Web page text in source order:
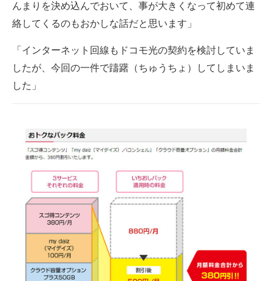
んまりを決め込んでおいて、事が大きくなって初めて連
絡してくるのもおかしな話だと思います」
「インターネット回線もドコモ光の契約を検討していま
したが、今回の一件で躊躇（ちゅうちょ）してしまいま
した」